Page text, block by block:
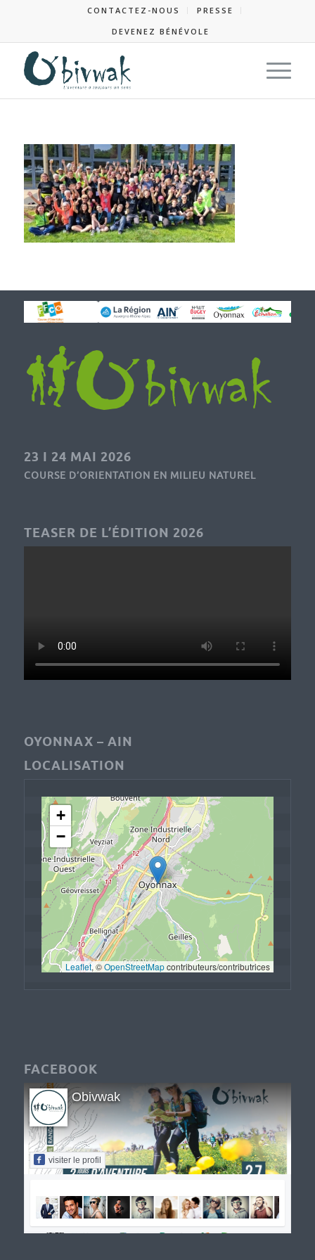
CONTACTEZ-NOUS
PRESSE
DEVENEZ BÉNÉVOLE
23 I 24 MAI 2026
COURSE D’ORIENTATION EN MILIEU NATUREL
TEASER DE L’ÉDITION 2026
OYONNAX – AIN
LOCALISATION
+
−
Leaflet, © OpenStreetMap contributeurs/contributrices
FACEBOOK
Obivwak
visiter le profil